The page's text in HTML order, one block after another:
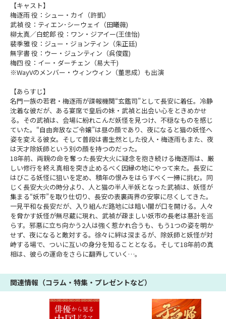
【キャスト】
梅逐雨 役：シュー・カイ（許凱）
武禎 役：ティエン･シーウェイ（田曦薇)
柳太真／白蛇郎 役：ワン・ジアイー(王佳怡)
裴季雅 役：ジュー・ジョンティン（朱正廷)
無字書 役：ウー・ジュンティン（呉俊霆)
梅四 役：イー・ダーチェン（易大千)
※WayVのメンバー・ウィンウィン（董思成）も出演
【あらすじ】
名門一族の若君・梅逐雨が諜報機関“玄鑑司”として長安に着任。冷静
沈着な彼だが、ある宴席で皇后の妹・武禎と出会い心をときめかせ
る。その武禎は、会場に紛れこんだ妖怪を見つけ、不穏なものを感じ
ていた。“自由奔放なご令嬢”は昼の顔であり、夜になると猫の妖怪へ
姿を変える彼女。そして普段は書生然とした役人・梅逐雨もまた、夜
は天才除妖師という別の顔を持つのだった。
18年前、両親の命を奪った長安大火に疑念を抱き続ける梅逐雨は、厳
しい修行を終え真相を突き止めるべく因縁の地にやって来た。長安に
はびこる妖怪に狙いを定め、積年の恨みをはらすべく一掃に挑む。同
じく長安大火の時分より、人と猫の半人半妖となった武禎は、妖怪が
集まる“妖市”を取り仕切り、長安の表裏両界の安寧に尽くしてきた。
一見平和な長安だが、入り組んだ路地には暗い闇が口を開ける。人々
を脅かす妖怪が無尽蔵に現れ、武禎が疎ましい妖市の長老は悪計を巡
らす。邪悪に立ち向かう2人は強く惹かれ合うも、もう1つの姿を明か
せず、夜になると敵対する。徐々に絆は深まるが、除妖師と妖怪が対
峙する場で、ついに互いの身分を知ることとなる。そして18年前の真
相は、彼らの運命をさらに翻弄していく…。
関連情報（コラム・特集・プレゼントなど）